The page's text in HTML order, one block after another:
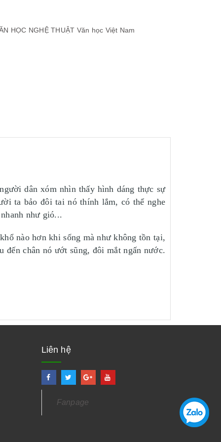
HỌC NGHỆ THUẬT Văn học Việt Nam
dân xóm nhìn thấy hình dáng thực sự
ta bảo đôi tai nó thính lắm, có thể nghe
như gió...
nào hơn khi sống mà như không tồn tại,
đến chân nó ướt sũng, đôi mắt ngấn nước.
Liên hệ
Fanpage